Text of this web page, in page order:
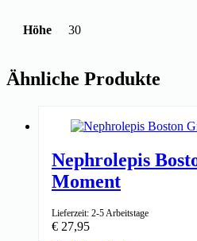
Höhe 30
Ähnliche Produkte
Nephrolepis
Moment
Lieferzeit: 2-5 Arbeitstage
€ 27,95